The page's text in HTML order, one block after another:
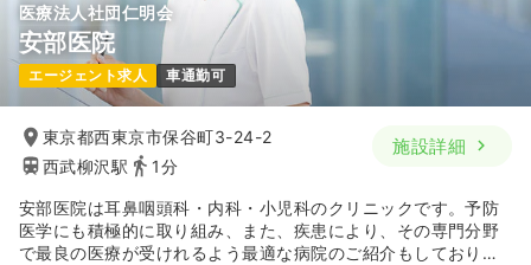
医療法人社団仁明会
安部医院
エージェント求人 車通勤可
東京都西東京市保谷町3-24-2
西武柳沢駅
1分
施設詳細
安部医院は耳鼻咽頭科・内科・小児科のクリニックです。予防
医学にも積極的に取り組み、また、疾患により、その専門分野
で最良の医療が受けれるよう最適な病院のご紹介もしておりま